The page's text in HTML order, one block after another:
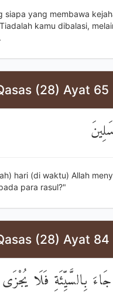
siapa yang membawa
kamu dibalasi,
(28) Ayat 65
hari (di waktu) Allah
para rasul?"
(28) Ayat 84
بِالسَّيِّئَةِ فَلَا يُجْزَى